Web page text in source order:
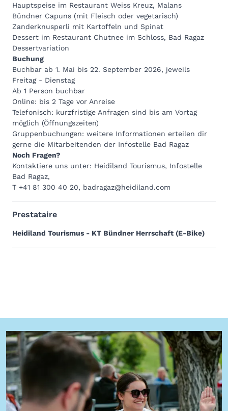
Hauptspeise im Restaurant Weiss Kreuz, Malans
Bündner Capuns (mit Fleisch oder vegetarisch)
Zanderknusperli mit Kartoffeln und Spinat
Dessert im Restaurant Chutnee im Schloss, Bad Ragaz
Dessertvariation
Buchung
Buchbar ab 1. Mai bis 22. September 2026, jeweils
Freitag - Dienstag
Ab 1 Person buchbar
Online: bis 2 Tage vor Anreise
Telefonisch: kurzfristige Anfragen sind bis am Vortag
möglich (Öffnungszeiten)
Gruppenbuchungen: weitere Informationen erteilen dir
gerne die Mitarbeitenden der Infostelle Bad Ragaz
Noch Fragen?
Kontaktiere uns unter: Heidiland Tourismus, Infostelle
Bad Ragaz,
T +41 81 300 40 20, badragaz@heidiland.com
Prestataire
Heidiland Tourismus - KT Bündner Herrschaft (E-Bike)